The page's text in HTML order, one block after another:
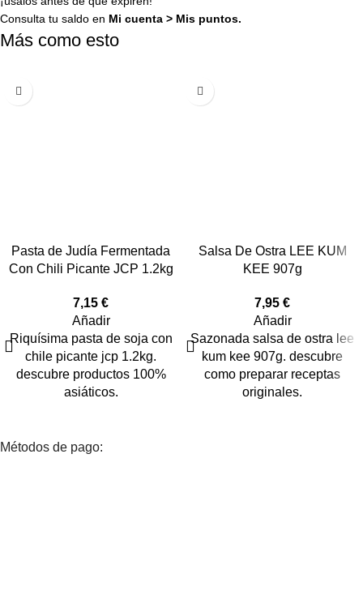
Consulta tu saldo en Mi cuenta > Mis puntos.
Más como esto
Pasta de Judía Fermentada
Con Chili Picante JCP 1.2kg
7,15 €
Añadir
Riquísima pasta de soja con
chile picante jcp 1.2kg.
descubre productos 100%
asiáticos.
Salsa De Ostra LEE KUM
KEE 907g
7,95 €
Añadir
Sazonada salsa de ostra lee
kum kee 907g. descubre
como preparar receptas
originales.
Métodos de pago: